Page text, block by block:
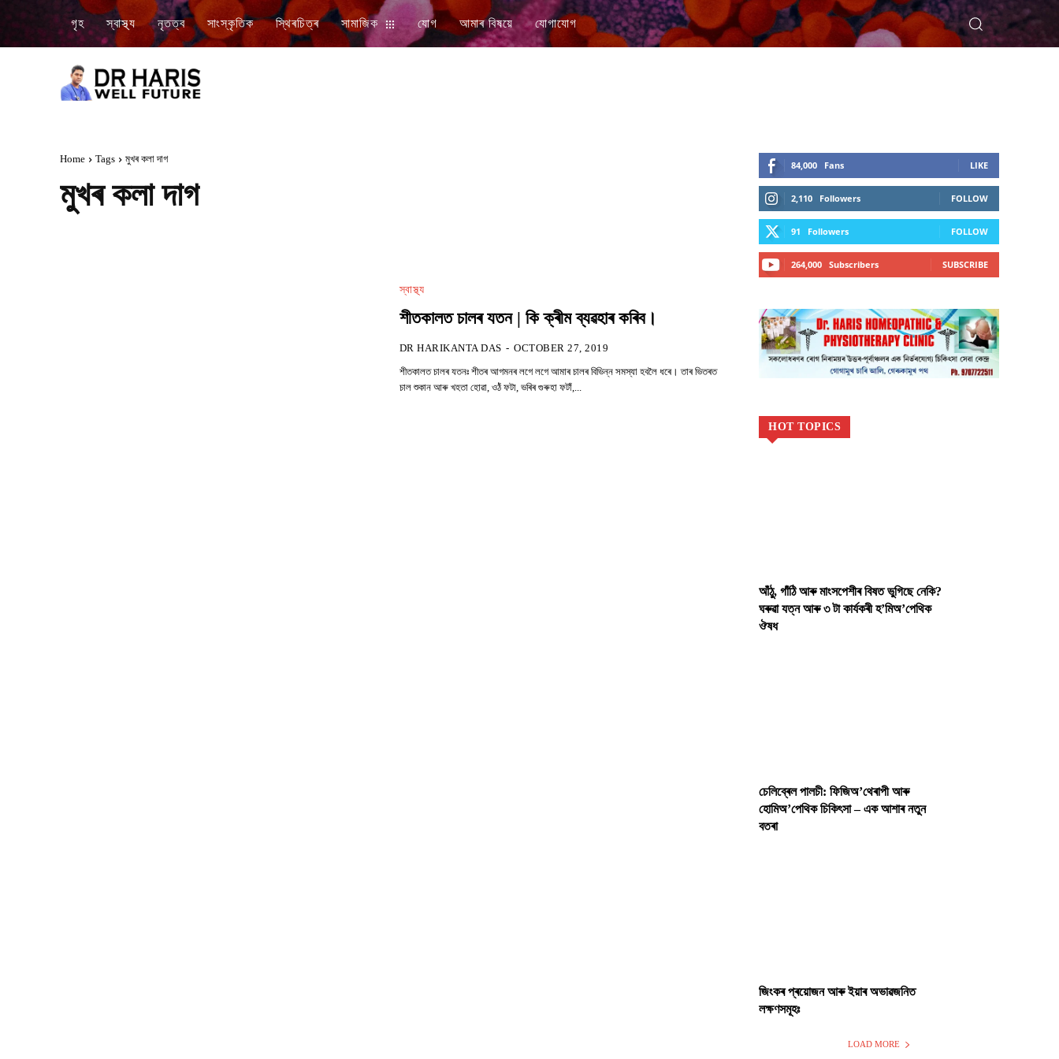
গৃহ স্বাস্থ্য নৃতত্ব সাংস্কৃতিক স্থিৰচিত্ৰ সামাজিক যোগ আমাৰ বিষয়ে যোগাযোগ
Home Tags মুখৰ কলা দাগ
মুখৰ কলা দাগ
স্বাস্থ্য
শীতকালত চালৰ যতন | কি ক্ৰীম ব্যৱহাৰ কৰিব।
DR HARIKANTA DAS - OCTOBER 27, 2019
শীতকালত চালৰ যতনঃ শীতৰ আগমনৰ লগে লগে আমাৰ চালৰ বিভিন্ন সমস্যা হবলৈ ধৰে। তাৰ ভিতৰত
চাল শুকান আৰু খহতা হোৱা, ওঠঁ ফটা, ভৰিৰ গুৰুহা ফটাঁ,...
84,000 Fans LIKE
2,110 Followers FOLLOW
91 Followers FOLLOW
264,000 Subscribers SUBSCRIBE
HOT TOPICS
আঁঠু, গাঁঠি আৰু মাংসপেশীৰ বিষত ভুগিছে নেকি?
ঘৰুৱা যত্ন আৰু ৩ টা কাৰ্যকৰী হ’মিঅ’পেথিক
ঔষধ
চেলিব্ৰেল পালচী: ফিজিঅ’থেৰাপী আৰু
হোমিঅ’পেথিক চিকিৎসা – এক আশাৰ নতুন
বতৰা
জিংকৰ প্ৰয়োজন আৰু ইয়াৰ অভাৱজনিত
লক্ষণসমূহঃ
LOAD MORE